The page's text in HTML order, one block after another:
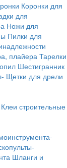
Коронки для
для
Ножи для
Пилки для
плайера Тарелки
Шестигранник
Щетки для дрели
Клеи строительные
Шланги и